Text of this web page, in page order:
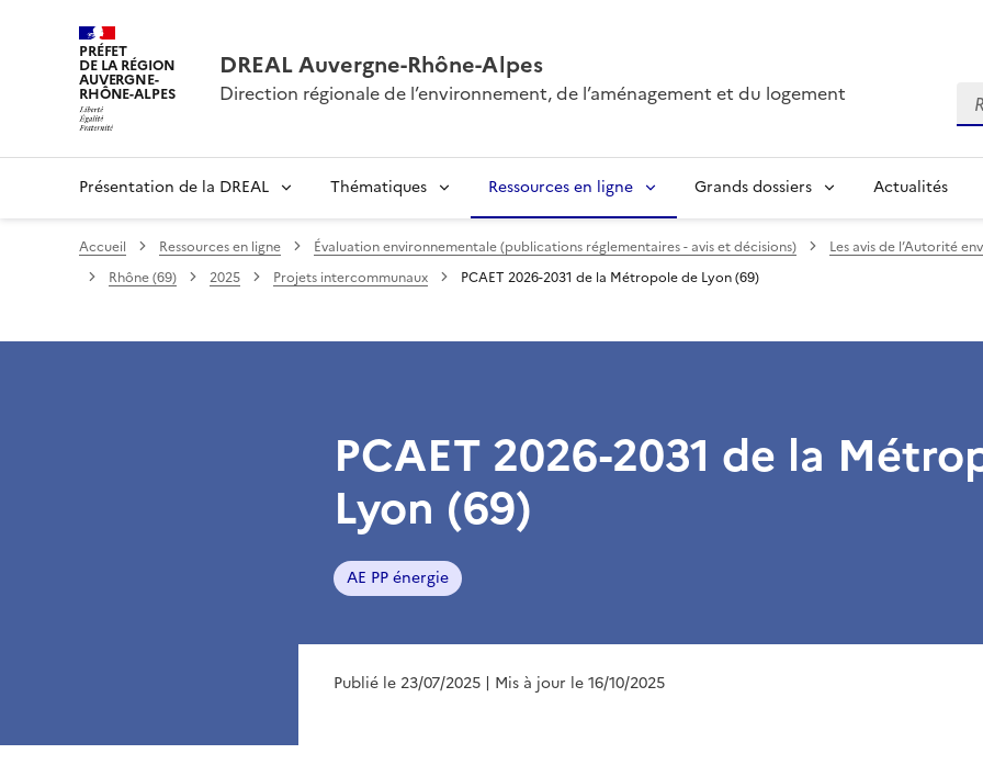
PRÉFET
DE LA RÉGION
AUVERGNE-
RHÔNE-ALPES
DREAL Auvergne-Rhône-Alpes
Direction régionale de l’environnement, de l’aménagement et du logement
Présentation de la DREAL Thématiques Ressources en ligne Grands dossiers Actualités
Accueil Ressources en ligne Évaluation environnementale (publications réglementaires - avis et décisions)
Les avis de l’Autorité
Rhône (69)
2025 Projets intercommunaux PCAET 2026-2031 de la Métropole de Lyon (69)
PCAET 2026-2031 de la
Lyon (69)
AE PP énergie
Publié le 23/07/2025 | Mis à jour le 16/10/2025